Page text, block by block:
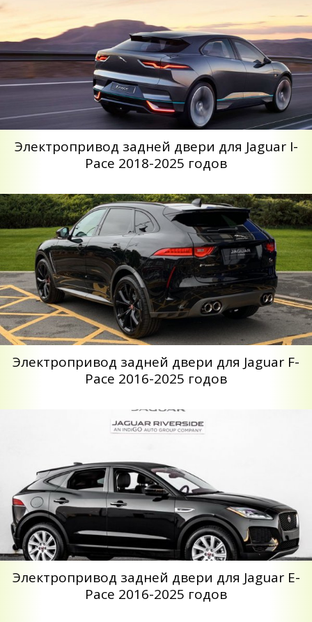
Электропривод задней двери для Jaguar I-
Pace 2018-2025 годов
Электропривод задней двери для Jaguar F-
Pace 2016-2025 годов
Электропривод задней двери для Jaguar E-
Pace 2016-2025 годов